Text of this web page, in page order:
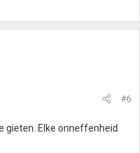
#6
gieten. Elke onneffenheid